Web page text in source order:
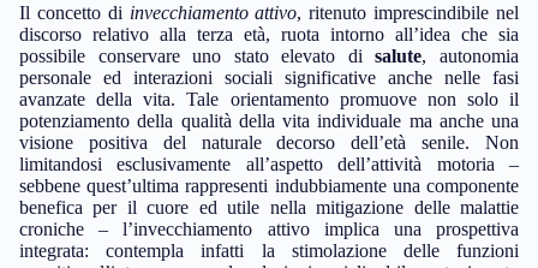
Il concetto di invecchiamento attivo, ritenuto imprescindibile nel
discorso relativo alla terza età, ruota intorno all’idea che sia
possibile conservare uno stato elevato disalute, autonomia
personale ed interazioni sociali significative anche nelle fasi
avanzate della vita. Tale orientamento promuove non solo il
potenziamento della qualità della vita individuale ma anche una
visione positiva del naturale decorso dell’età senile. Non
limitandosi esclusivamente all’aspetto dell’attività motoria –
sebbene quest’ultima rappresenti indubbiamente una componente
benefica per il cuore ed utile nella mitigazione delle malattie
croniche – l’invecchiamento attivo implica una prospettiva
integrata: contempla infatti la stimolazione delle funzioni